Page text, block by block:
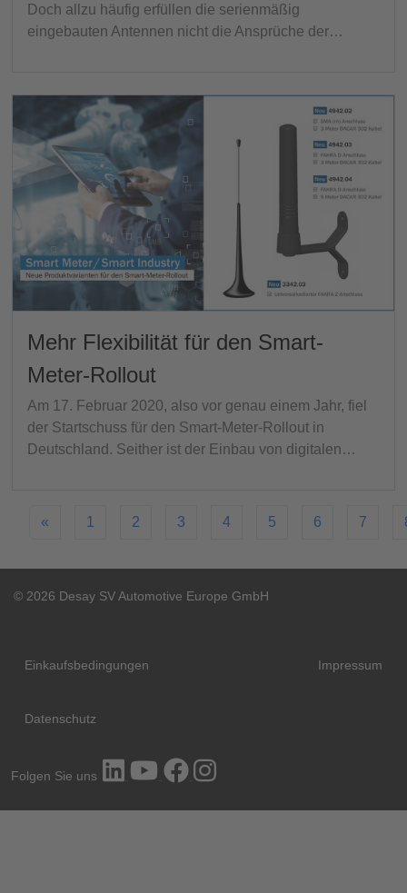
Doch allzu häufig erfüllen die serienmäßig
eingebauten Antennen nicht die Ansprüche der…
Mehr Flexibilität für den Smart-
Meter-Rollout
Am 17. Februar 2020, also vor genau einem Jahr, fiel
der Startschuss für den Smart-Meter-Rollout in
Deutschland. Seither ist der Einbau von digitalen…
« 1 2 3 4 5 6 7
© 2026 Desay SV Automotive Europe GmbH
Einkaufsbedingungen Impressum
Datenschutz
Folgen Sie uns